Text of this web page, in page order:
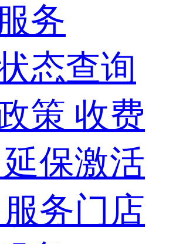
务
态查询
策 收费
延保激活
服务门店